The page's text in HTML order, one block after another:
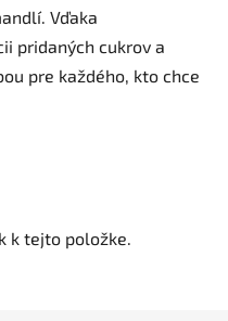
Vďaka
pridaných cukrov a
pre každého, kto chce
k tejto položke.